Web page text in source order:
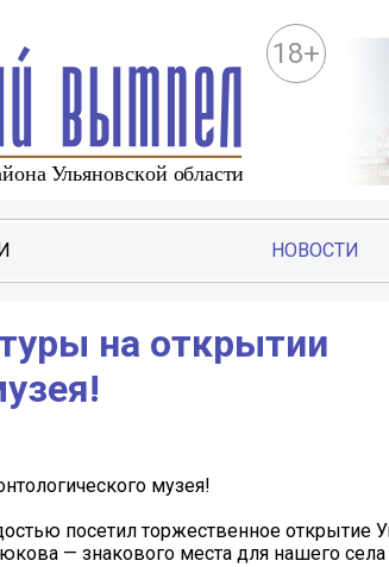
18+
НОВОСТИ
на открытии
музея!
посетил торжественное открытие
— знакового места для нашего